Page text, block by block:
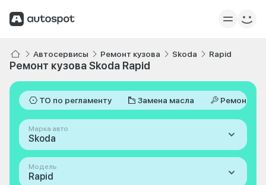
Автосервисы Ремонт кузова Skoda Rapid
Ремонт кузова Skoda Rapid
ТО по регламенту Замена масла Ремонт
Марка авто
Skoda
Модель
Rapid